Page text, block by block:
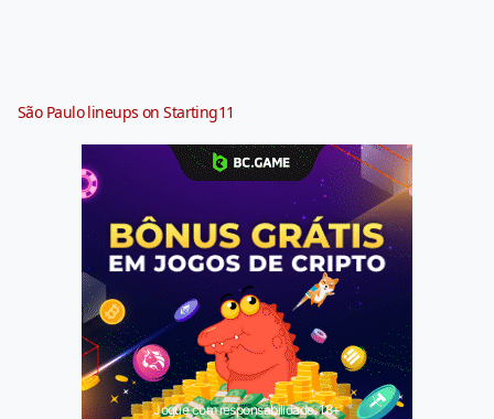
São Paulo lineups on Starting11
Jogue com responsabilidade. 18+